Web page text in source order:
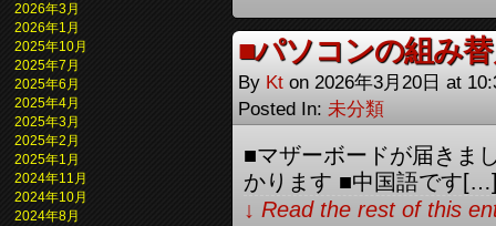
2026年3月
2026年1月
2025年10月
2025年7月
2025年6月
2025年4月
2025年3月
2025年2月
2025年1月
2024年11月
2024年10月
2024年8月
■パソコンの組み
By Kt on 2026年3月20日 at
Posted In: 未分類
■マザーボードが届きま
かります ■中国語です
↓ Read the rest of this